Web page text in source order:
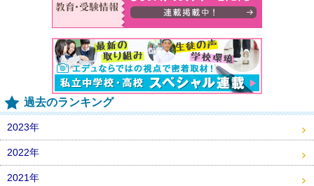
過去のランキング
2023年
2022年
2021年